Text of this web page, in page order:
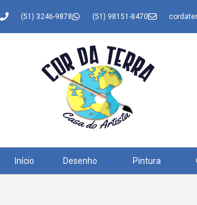
(51) 3246-9878 (51) 98151-8470
Início Desenho Pintura